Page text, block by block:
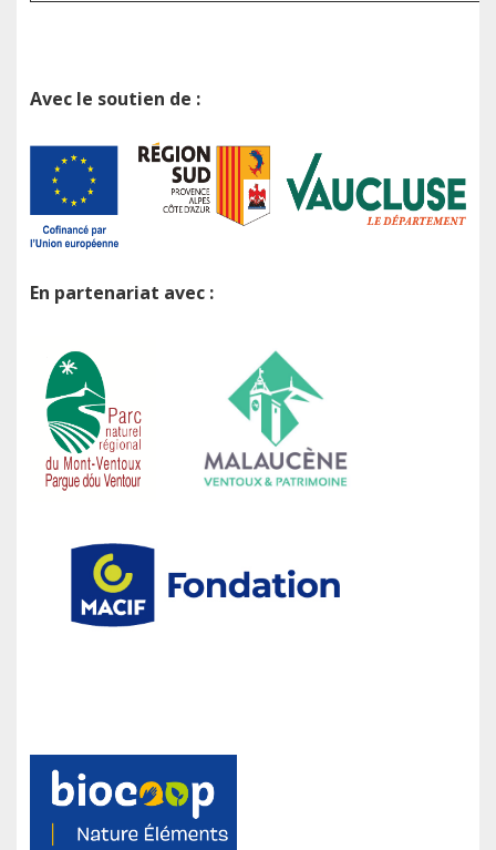
Avec le soutien de :
En partenariat avec :